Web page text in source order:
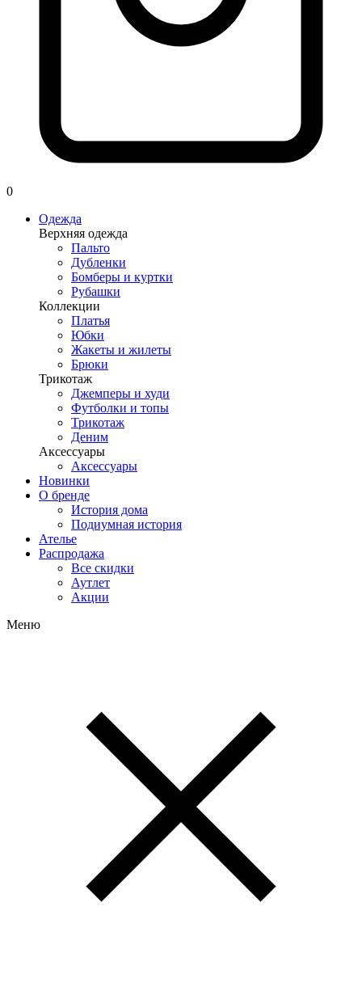
0
Одежда
Верхняя одежда
Пальто
Дубленки
Бомберы и куртки
Рубашки
Коллекции
Платья
Юбки
Жакеты и жилеты
Брюки
Трикотаж
Джемперы и худи
Футболки и топы
Трикотаж
Деним
Аксессуары
Аксессуары
Новинки
О бренде
История дома
Подиумная история
Ателье
Распродажа
Все скидки
Аутлет
Акции
Меню